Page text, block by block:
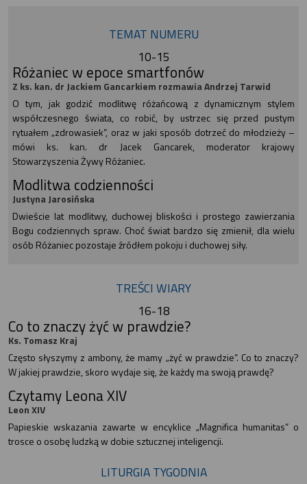
TEMAT NUMERU
10-15
Różaniec w epoce smartfonów
Z ks. kan. dr Jackiem Gancarkiem rozmawia Andrzej Tarwid
O tym, jak godzić modlitwę różańcową z dynamicznym stylem
współczesnego świata, co robić, by ustrzec się przed pustym
rytuałem „zdrowasiek”, oraz w jaki sposób dotrzeć do młodzieży –
mówi ks. kan. dr Jacek Gancarek, moderator krajowy
Stowarzyszenia Żywy Różaniec.
Modlitwa codzienności
Justyna Jarosińska
Dwieście lat modlitwy, duchowej bliskości i prostego zawierzania
Bogu codziennych spraw. Choć świat bardzo się zmienił, dla wielu
osób Różaniec pozostaje źródłem pokoju i duchowej siły.
TREŚCI WIARY
16-18
Co to znaczy żyć w prawdzie?
Ks. Tomasz Kraj
Często słyszymy z ambony, że mamy „żyć w prawdzie”. Co to znaczy?
W jakiej prawdzie, skoro wydaje się, że każdy ma swoją prawdę?
Czytamy Leona XIV
Leon XIV
Papieskie wskazania zawarte w encyklice „Magnifica humanitas” o
trosce o osobę ludzką w dobie sztucznej inteligencji.
LITURGIA TYGODNIA